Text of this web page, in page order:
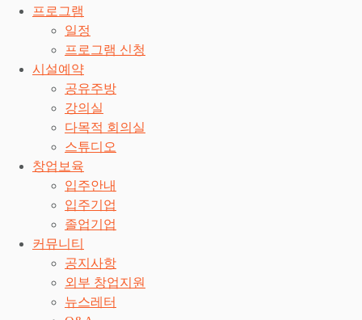
프로그램
일정
프로그램 신청
시설예약
공유주방
강의실
다목적 회의실
스튜디오
창업보육
입주안내
입주기업
졸업기업
커뮤니티
공지사항
외부 창업지원
뉴스레터